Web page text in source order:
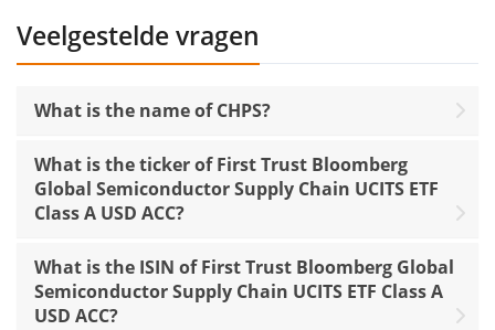
Veelgestelde vragen
What is the name of CHPS?
What is the ticker of First Trust Bloomberg
Global Semiconductor Supply Chain UCITS ETF
Class A USD ACC?
What is the ISIN of First Trust Bloomberg Global
Semiconductor Supply Chain UCITS ETF Class A
USD ACC?